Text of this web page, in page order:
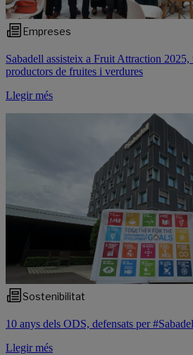
Empreses
Sabadell assisteix a Fruit Attraction 2025,
productors de fruites i verdures
Llegir més
Sostenibilitat
10 anys dels ODS, defensats per
Llegir més